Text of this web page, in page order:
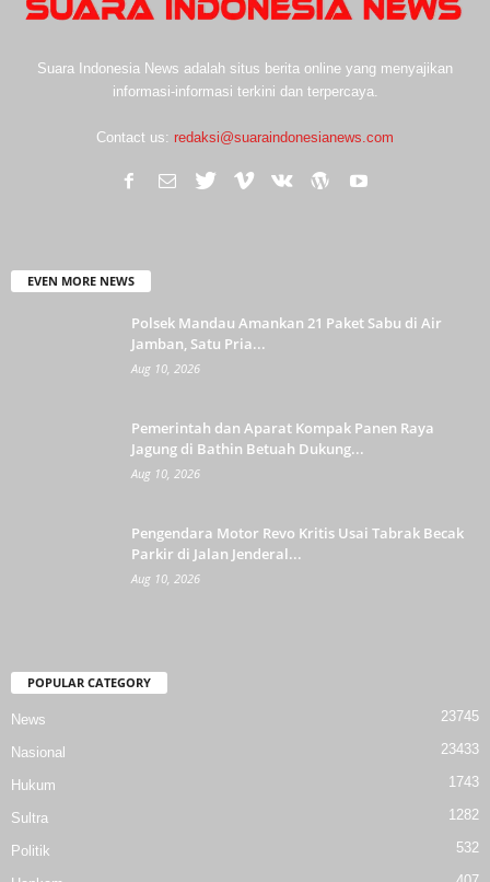
Suara Indonesia News adalah situs berita online yang menyajikan
informasi-informasi terkini dan terpercaya.
Contact us: redaksi@suaraindonesianews.com
EVEN MORE NEWS
Polsek Mandau Amankan 21 Paket Sabu di Air
Jamban, Satu Pria...
Aug 10, 2026
Pemerintah dan Aparat Kompak Panen Raya
Jagung di Bathin Betuah Dukung...
Aug 10, 2026
Pengendara Motor Revo Kritis Usai Tabrak Becak
Parkir di Jalan Jenderal...
Aug 10, 2026
POPULAR CATEGORY
News 23745
Nasional 23433
Hukum 1743
Sultra 1282
Politik 532